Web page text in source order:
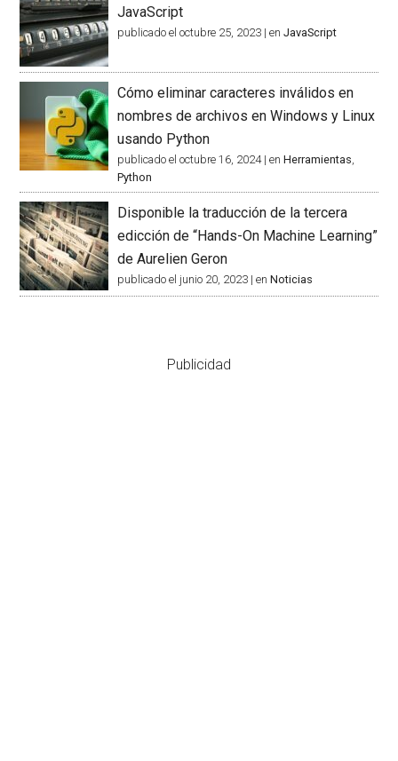
JavaScript
publicado el octubre 25, 2023 |enJavaScript
Cómo eliminar caracteres inválidos en
nombres de archivos en Windows y Linux
usando Python
publicado el octubre 16, 2024|enHerramientas,
Python
Disponible la traducción de la tercera
edicción de “Hands-On Machine Learning”
de Aurelien Geron
publicado el junio 20, 2023 |enNoticias
Publicidad